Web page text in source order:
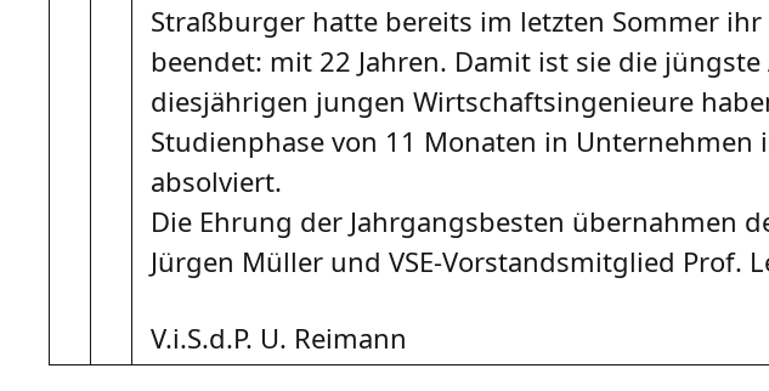
Straßburger hatte bereits im letzten Sommer
beendet: mit 22 Jahren. Damit ist sie die
diesjährigen jungen Wirtschaftsingenieure
Studienphase von 11 Monaten in
absolviert.
Die Ehrung der Jahrgangsbesten übernahmen
Jürgen Müller und VSE-Vorstandsmitglied Prof.
V.i.S.d.P. U. Reimann